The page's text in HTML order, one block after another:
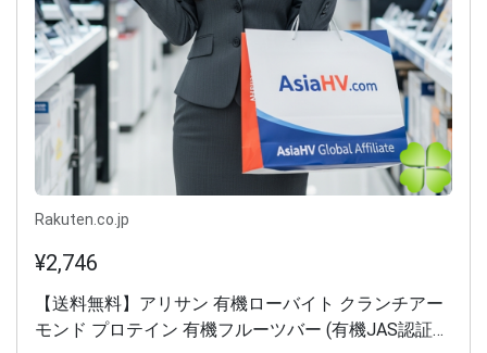
Rakuten.co.jp
¥2,746
【送料無料】アリサン 有機ローバイト クランチアー
モンド プロテイン 有機フルーツバー (有機JAS認証